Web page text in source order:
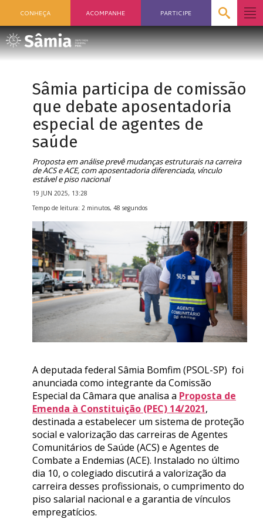
CONHEÇA ACOMPANHE PARTICIPE
Sâmia participa de comissão
que debate aposentadoria
especial de agentes de
saúde
Proposta em análise prevê mudanças estruturais na carreira
de ACS e ACE, com aposentadoria diferenciada, vínculo
estável e piso nacional
19 JUN 2025, 13:28
Tempo de leitura: 2 minutos, 48 segundos
A deputada federal Sâmia Bomfim (PSOL-SP) foi
anunciada como integrante da Comissão
Especial da Câmara que analisa a Proposta de
Emenda à Constituição (PEC) 14/2021,
destinada a estabelecer um sistema de proteção
social e valorização das carreiras de Agentes
Comunitários de Saúde (ACS) e Agentes de
Combate a Endemias (ACE). Instalado no último
dia 10, o colegiado discutirá a valorização da
carreira desses profissionais, o cumprimento do
piso salarial nacional e a garantia de vínculos
empregatícios.